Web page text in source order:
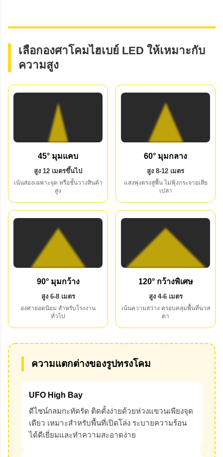
เลือกองศาโคมไฮเบย์ LED ให้เหมาะกับ
ความสูง
45° มุมแคบ
สูง 12 เมตรขึ้นไป
เน้นส่องเฉพาะจุด หรือชั้นวางสินค้า
สูง
60° มุมกลาง
สูง 8-12 เมตร
แสงพุ่งตรงสู่พื้น ไม่ฟุ้งกระจายเสีย
เปล่า
90° มุมกว้าง
สูง 6-8 เมตร
องศายอดนิยม สำหรับโรงงาน
ทั่วไป
120° กว้างพิเศษ
สูง 4-6 เมตร
เน้นความสว่าง ครอบคลุมพื้นที่นวล
ตา
ความแตกต่างของรูปทรงโคม
UFO High Bay
ดีไซน์กลมกะทัดรัด ติดตั้งง่ายด้วยห่วงแขวนเพียงจุด
เดียว เหมาะสำหรับพื้นที่เปิดโล่ง ระบายความร้อน
ได้ดีเยี่ยมและทำความสะอาดง่าย